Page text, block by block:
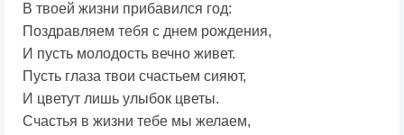
В твоей жизни прибавился год:
Поздравляем тебя с днем рождения,
И пусть молодость вечно живет.
Пусть глаза твои счастьем сияют,
И цветут лишь улыбок цветы.
Счастья в жизни тебе мы желаем,